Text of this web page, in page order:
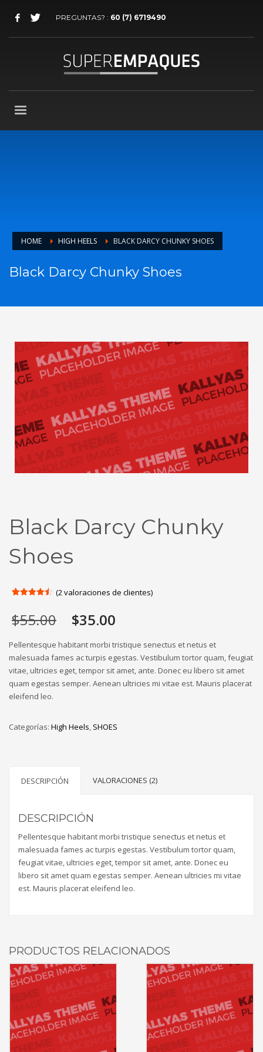
PREGUNTAS? : 60 (7) 6719490
HOME HIGH HEELS BLACK DARCY CHUNKY SHOES
Black Darcy Chunky Shoes
Black Darcy Chunky
Shoes
de 5 en
base a
de
clientes
(2valoraciones de clientes)
$55.00 El
precio
original
era:
$55.00.
$35.00
actual
es:
$35.00.
Pellentesque habitant morbi tristique senectus et netus et
malesuada fames ac turpis egestas. Vestibulum tortor quam, feugiat
vitae, ultricies eget, tempor sit amet, ante. Donec eu libero sit amet
quam egestas semper. Aenean ultricies mi vitae est. Mauris placerat
eleifend leo.
Categorías: High Heels, SHOES
DESCRIPCIÓN VALORACIONES (2)
DESCRIPCIÓN
Pellentesque habitant morbi tristique senectus et netus et
malesuada fames ac turpis egestas. Vestibulum tortor quam,
feugiat vitae, ultricies eget, tempor sit amet, ante. Donec eu
libero sit amet quam egestas semper. Aenean ultricies mi vitae
est. Mauris placerat eleifend leo.
PRODUCTOS RELACIONADOS